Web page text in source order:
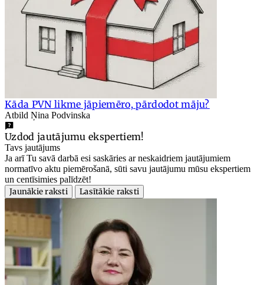
Kāda PVN likme jāpiemēro, pārdodot māju?
Atbild Ņina Podvinska
Uzdod jautājumu ekspertiem!
Tavs jautājums
Ja arī Tu savā darbā esi saskāries ar neskaidriem jautājumiem
normatīvo aktu piemērošanā, sūti savu jautājumu mūsu ekspertiem
un centīsimies palīdzēt!
Jaunākie raksti
Lasītākie raksti